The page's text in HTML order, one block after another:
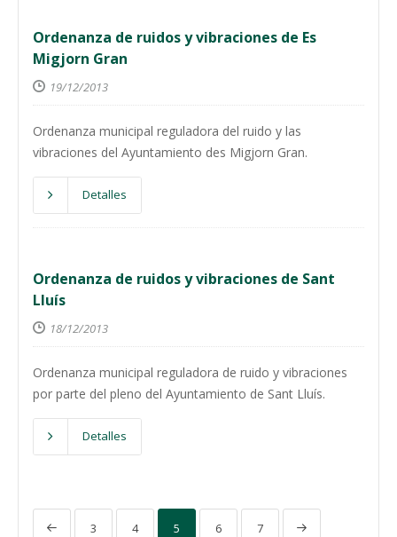
Ordenanza de ruidos y vibraciones de Es
Migjorn Gran
19/12/2013
Ordenanza municipal reguladora del ruido y las
vibraciones del Ayuntamiento des Migjorn Gran.
Detalles
Ordenanza de ruidos y vibraciones de Sant
Lluís
18/12/2013
Ordenanza municipal reguladora de ruido y vibraciones
por parte del pleno del Ayuntamiento de Sant Lluís.
Detalles
3 4 5 6 7